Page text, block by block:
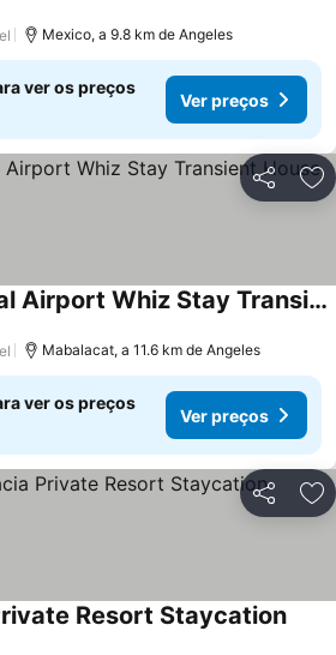
Mexico, a 9.8 km de Angeles
ver os preços
Ver preços
Partilhar
Clark International Airport Whiz Stay Transient House
Mabalacat, a 11.6 km de Angeles
ver os preços
Ver preços
Partilhar
Resort Staycation